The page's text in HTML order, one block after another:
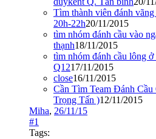
Tìm thành viên đánh
20h-22h20/11/2015
tìm nhóm đánh cầu vào
thạnh18/11/2015
tìm nhóm đánh cầu lông
Q1217/11/2015
close16/11/2015
Cần Tìm Team Đánh
Trọng Tấn )12/11/2015
Miha, 26/11/15
#1
Tags: